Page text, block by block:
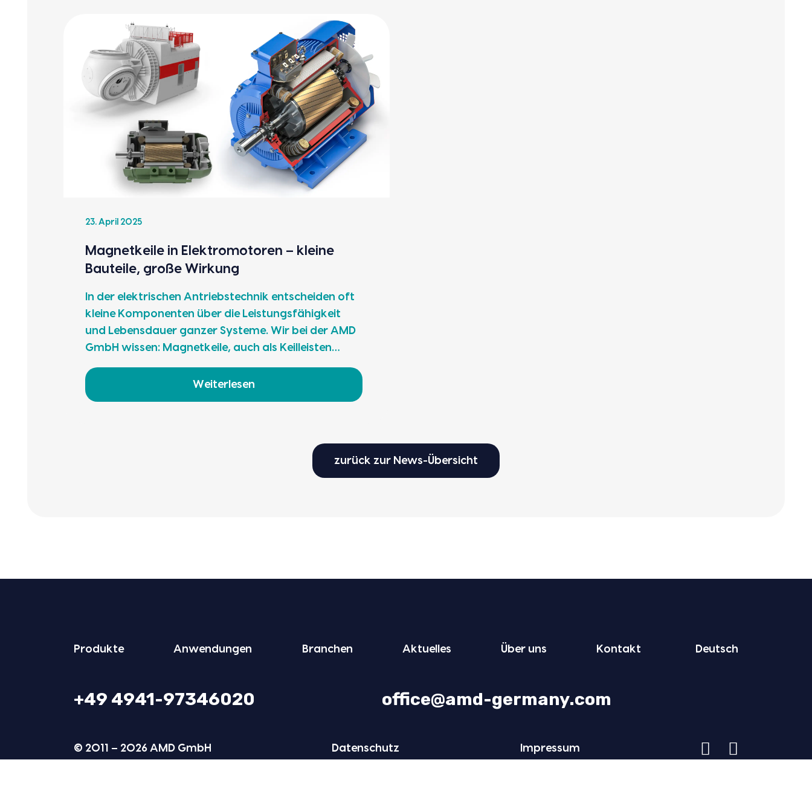
23. April 2025
Magnet­kei­le in Elek­tro­mo­to­ren – klei­ne
Bau­tei­le, gro­ße Wir­kung
In der elek­tri­schen Antriebs­tech­nik ent­schei­den oft
klei­ne Kom­po­nen­ten über die Leis­tungs­fä­hig­keit
und Lebens­dau­er gan­zer Sys­te­me. Wir bei der AMD
GmbH wis­sen: Magnet­kei­le, auch als Keil­leis­ten…
Weiterlesen
zurück zur News-Übersicht
Pro­duk­te Anwen­dun­gen Bran­chen Aktu­el­les Über uns Kon­takt Deutsch
+49 4941-97346020 office@amd-germany.com
© 2011 – 2026 AMD GmbH Daten­schutz Impres­sum